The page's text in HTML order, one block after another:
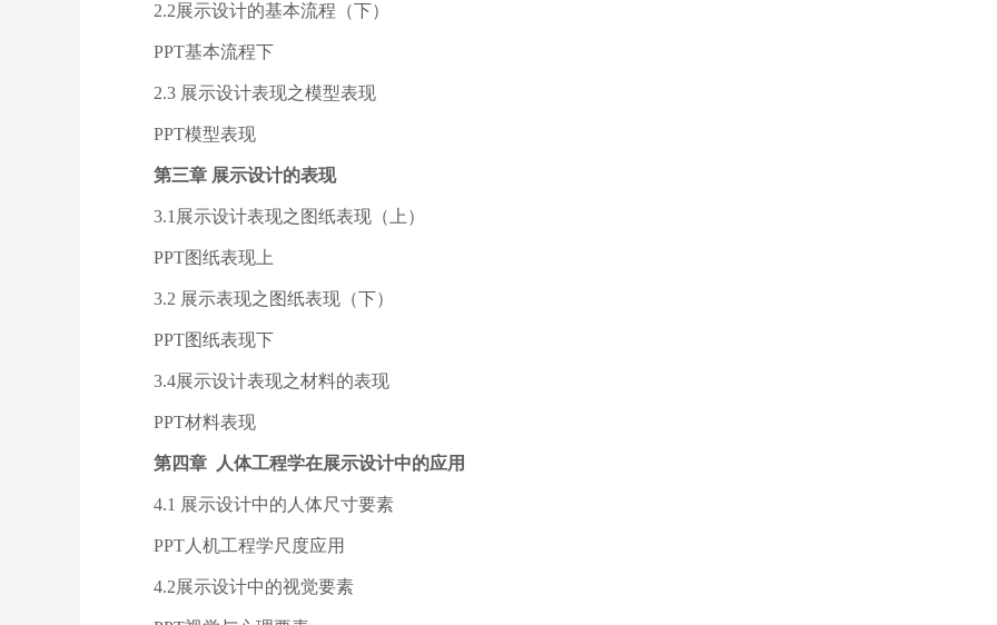
2.2展示设计的基本流程（下）
PPT基本流程下
2.3 展示设计表现之模型表现
PPT模型表现
第三章 展示设计的表现
3.1展示设计表现之图纸表现（上）
PPT图纸表现上
3.2 展示表现之图纸表现（下）
PPT图纸表现下
3.4展示设计表现之材料的表现
PPT材料表现
第四章 人体工程学在展示设计中的应用
4.1 展示设计中的人体尺寸要素
PPT人机工程学尺度应用
4.2展示设计中的视觉要素